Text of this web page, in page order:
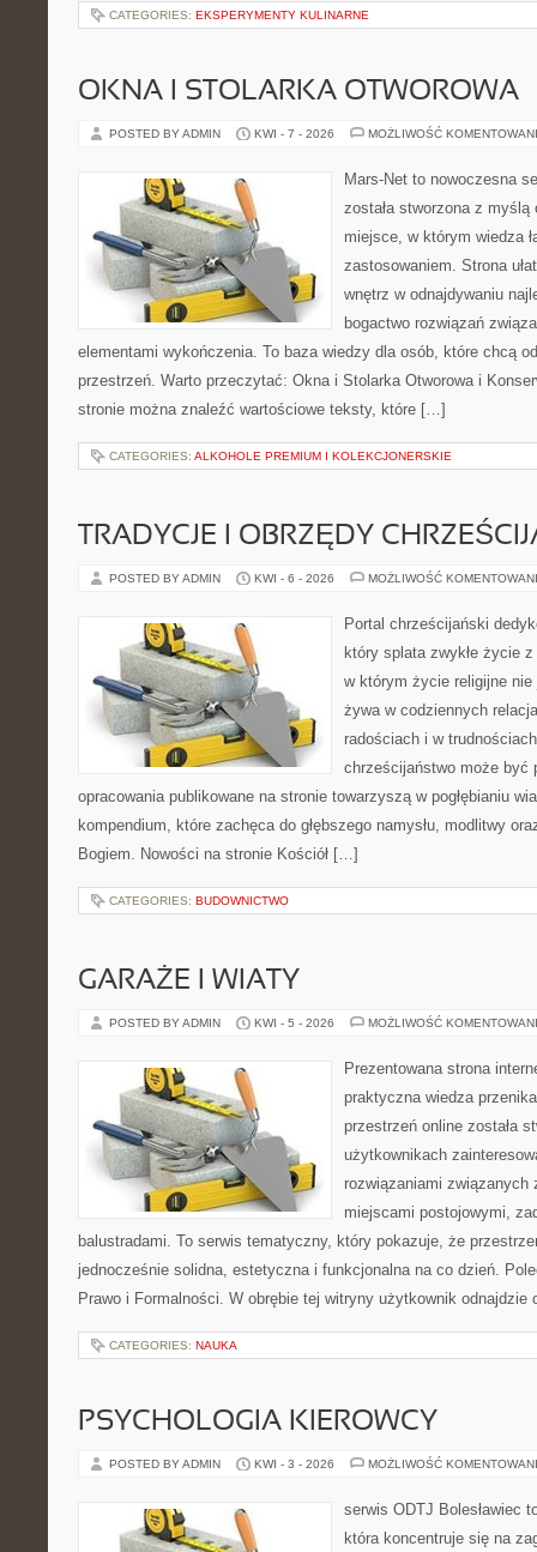
CATEGORIES: EKSPERYMENTY KULINARNE
OKNA I STOLARKA OTWOROWA
POSTED BY ADMIN KWI - 7 - 2026 MOŻLIWOŚĆ
Mars-Net to nowoczesna
została stworzona z
miejsce, w którym wiedza
zastosowaniem. Strona
wnętrz w odnajdywaniu
bogactwo rozwiązań
elementami wykończenia. To baza wiedzy dla osób, które chcą
przestrzeń. Warto przeczytać: Okna i Stolarka Otworowa i
stronie można znaleźć wartościowe teksty, które […]
CATEGORIES: ALKOHOLE PREMIUM I KOLEKCJONERSKIE
TRADYCJE I OBRZĘDY
POSTED BY ADMIN KWI - 6 - 2026 MOŻLIWOŚĆ
Portal chrześcijański
który splata zwykłe życie
w którym życie religijne
żywa w codziennych
radościach i w
chrześcijaństwo może być
opracowania publikowane na stronie towarzyszą w pogłębianiu
kompendium, które zachęca do głębszego namysłu, modlitwy
Bogiem. Nowości na stronie Kościół […]
CATEGORIES: BUDOWNICTWO
GARAŻE I WIATY
POSTED BY ADMIN KWI - 5 - 2026 MOŻLIWOŚĆ
Prezentowana strona
praktyczna wiedza
przestrzeń online została
użytkownikach
rozwiązaniami związanych
miejscami postojowymi,
balustradami. To serwis tematyczny, który pokazuje, że
jednocześnie solidna, estetyczna i funkcjonalna na co dzień.
Prawo i Formalności. W obrębie tej witryny użytkownik
CATEGORIES: NAUKA
PSYCHOLOGIA KIEROWCY
POSTED BY ADMIN KWI - 3 - 2026 MOŻLIWOŚĆ
serwis ODTJ Bolesławiec
która koncentruje się na